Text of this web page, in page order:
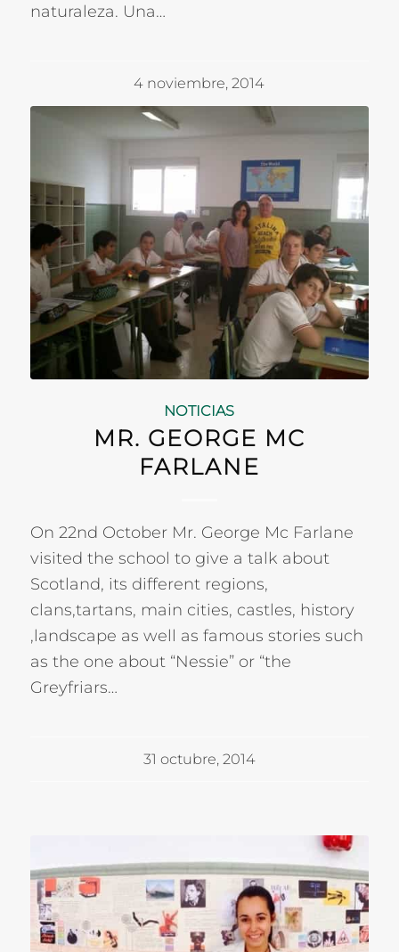
naturaleza. Una…
4 noviembre, 2014
NOTICIAS
MR. GEORGE MC
FARLANE
On 22nd October Mr. George Mc Farlane
visited the school to give a talk about
Scotland, its different regions,
clans,tartans, main cities, castles, history
,landscape as well as famous stories such
as the one about “Nessie” or “the
Greyfriars…
31 octubre, 2014